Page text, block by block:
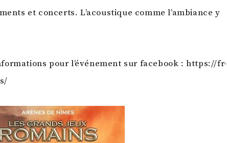
et concerts. L’acoustique comme l’ambiance y
pour l’événement sur facebook : https://fr-